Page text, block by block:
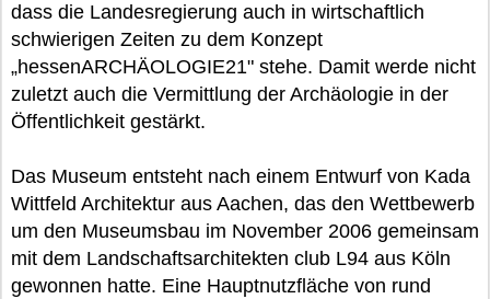
dass die Landesregierung auch in wirtschaftlich
schwierigen Zeiten zu dem Konzept
„hessenARCHÄOLOGIE21" stehe. Damit werde nicht
zuletzt auch die Vermittlung der Archäologie in der
Öffentlichkeit gestärkt.
Das Museum entsteht nach einem Entwurf von Kada
Wittfeld Architektur aus Aachen, das den Wettbewerb
um den Museumsbau im November 2006 gemeinsam
mit dem Landschaftsarchitekten club L94 aus Köln
gewonnen hatte. Eine Hauptnutzfläche von rund